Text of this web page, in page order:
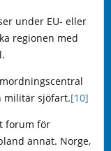
under EU- eller
regionen med
militär sjöfart.[10]
forum för
annat. Norge,